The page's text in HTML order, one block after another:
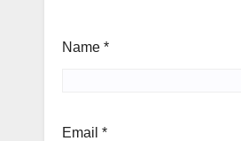
Name *
Email *